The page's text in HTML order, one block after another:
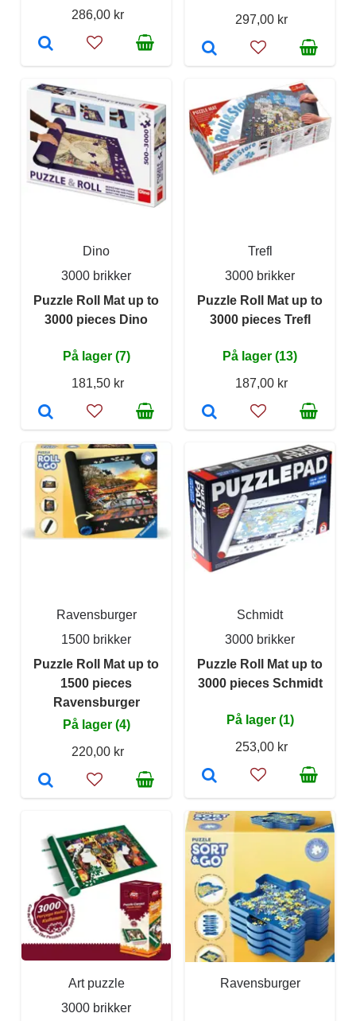
286,00 kr
297,00 kr
Dino
3000 brikker
Puzzle Roll Mat up to
3000 pieces Dino
På lager (7)
181,50 kr
Trefl
3000 brikker
Puzzle Roll Mat up to
3000 pieces Trefl
På lager (13)
187,00 kr
Ravensburger
1500 brikker
Puzzle Roll Mat up to
1500 pieces
Ravensburger
På lager (4)
220,00 kr
Schmidt
3000 brikker
Puzzle Roll Mat up to
3000 pieces Schmidt
På lager (1)
253,00 kr
Art puzzle
3000 brikker
Ravensburger